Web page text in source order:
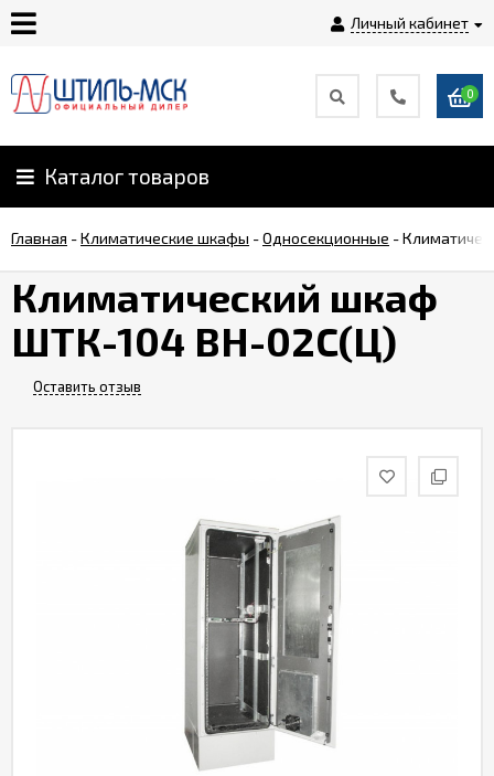
Личный кабинет
Главная
О
Оплата
Монтаж
0
Каталог товаров
Главная -Климатические шкафы -Односекционные -
Климатический шкаф
ШТК-104 ВН-02С(Ц)
Оставить отзыв